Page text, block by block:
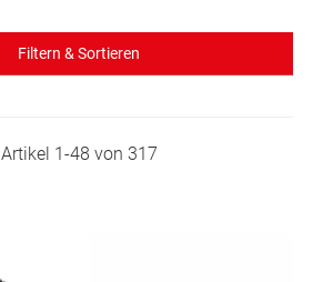
Filtern & Sortieren
Artikel 1-48 von 317